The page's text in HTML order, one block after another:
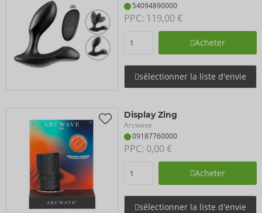
54094890000
PPC: 119,00 €
Acheter
sélectionner la liste d'envie
Display Zing
Arcwave
09187760000
PPC: 0,00 €
Acheter
sélectionner la liste d'envie